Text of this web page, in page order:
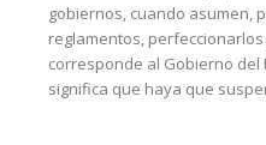
gobiernos, cuando asumen,
reglamentos,
corresponde al Gobierno del
significa que haya que